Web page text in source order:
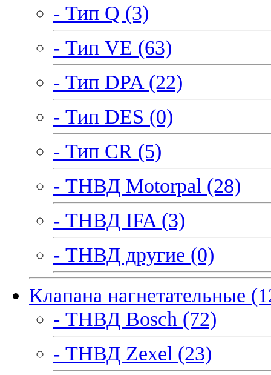
- Тип Q (3)
- Тип VE (63)
- Тип DPA (22)
- Тип DES (0)
- Тип CR (5)
- ТНВД Motorpal (28)
- ТНВД IFA (3)
- ТНВД другие (0)
Клапана нагнетательные
- ТНВД Bosch (72)
- ТНВД Zexel (23)